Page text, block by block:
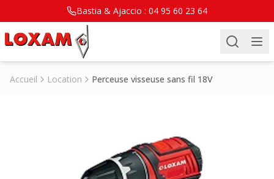
Bastia & Ajaccio : 04 95 60 23 64
Accueil Location Perceuse visseuse sans fil 18V